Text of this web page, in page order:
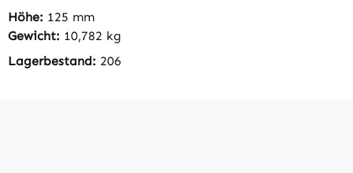
Höhe: 125 mm
Gewicht: 10,782 kg
Lagerbestand: 206